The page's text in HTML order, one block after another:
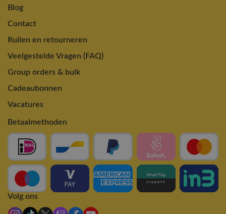
Blog
Contact
Ruilen en retourneren
Veelgestelde Vragen (FAQ)
Group orders & bulk
Cadeaubonnen
Vacatures
Betaalmethoden
Volg ons